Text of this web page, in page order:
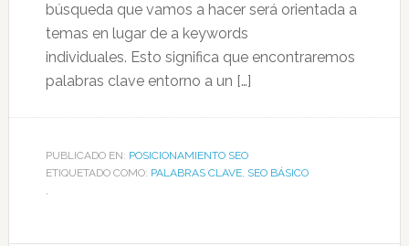
búsqueda que vamos a hacer será orientada a
temas en lugar de a keywords
individuales. Esto significa que encontraremos
palabras clave entorno a un […]
PUBLICADO EN: POSICIONAMIENTO SEO
ETIQUETADO COMO: PALABRAS CLAVE, SEO BÁSICO
,